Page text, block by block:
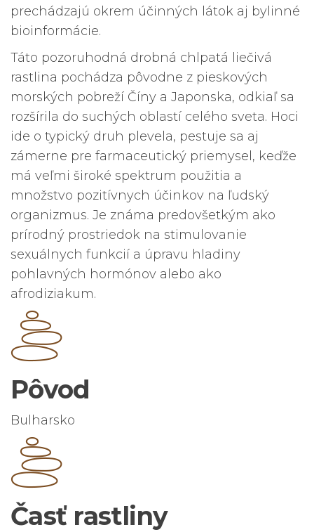
prechádzajú okrem účinných látok aj bylinné
bioinformácie.
Táto pozoruhodná drobná chlpatá liečivá
rastlina pochádza pôvodne z pieskových
morských pobreží Číny a Japonska, odkiaľ sa
rozšírila do suchých oblastí celého sveta. Hoci
ide o typický druh plevela, pestuje sa aj
zámerne pre farmaceutický priemysel, keďže
má veľmi široké spektrum použitia a
množstvo pozitívnych účinkov na ľudský
organizmus. Je známa predovšetkým ako
prírodný prostriedok na stimulovanie
sexuálnych funkcií a úpravu hladiny
pohlavných hormónov alebo ako
afrodiziakum.
Pôvod
Bulharsko
Časť rastliny